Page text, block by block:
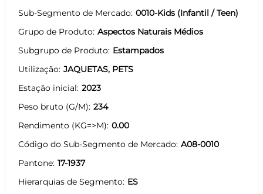
Sub-Segmento de Mercado 0010-Kids (Infantil / Teen)
Grupo de Produto Aspectos Naturais Médios
Subgrupo de Produto Estampados
Utilização JAQUETAS, PETS
Estação inicial 2023
Peso bruto (G/M) 234
Rendimento (KG=>M) 0.00
Código do Sub-Segmento de Mercado A08-0010
Pantone 17-1937
Hierarquias de Segmento ES